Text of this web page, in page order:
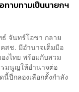
าบทามเป็นนายกฯ
ธ์ จันทร์โอชา กลาย
สช. มีอำนาจเต็มมือ
งไทย พร้อมกับสวม
มนูญให้อำนาจต่อ
ปี่กลองเลือกตั้งกำลัง